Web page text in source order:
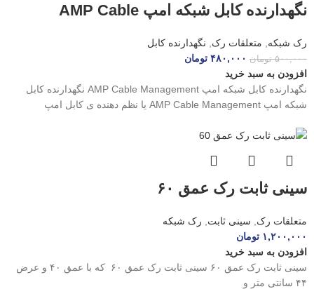
نگهدارنده کابل شبکه امپ AMP Cable
رک شبکه, متعلقات رک, نگهدارنده کابل
۵۰۰,۰۰۰ تومان ۴۸۰,۰۰۰ تومان
افزودن به سبد خرید
نگهدارنده کابل شبکه امپ AMP Cable Management نگهدارنده کابل
شبکه امپ AMP Cable Management یا نظم دهنده ی کابل امپ
سینی ثابت رک عمق ۶۰
متعلقات رک سینی ثابت
رک شبکه
۱,۲۰۰,۰۰۰ تومان
افزودن به سبد خرید
سینی ثابت رک عمق ۶۰ سینی ثابت رک عمق ۶۰ که با عمق ۴۰ و عرض
۴۴ سانتی متر و